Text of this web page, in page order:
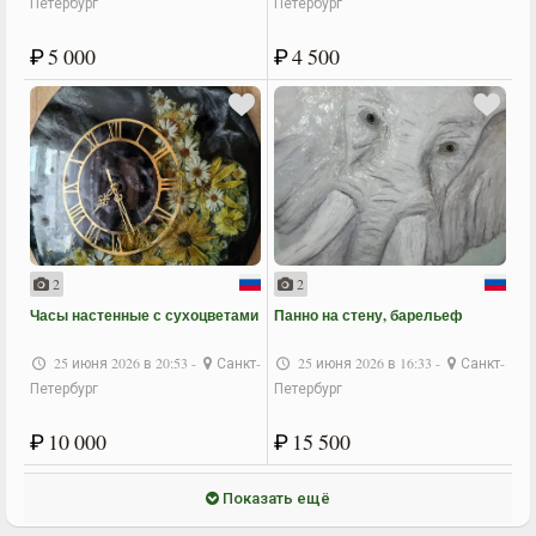
₽5 000 ₽4 500
2
Часы настенные с сухоцветами
25 июня 2026 в 20:53 -
Санкт-
Петербург
₽ 10 000
2
Панно на стену, барельеф
25 июня 2026 в 16:33 -
Санкт-
Петербург
₽ 15 500
Показать ещё